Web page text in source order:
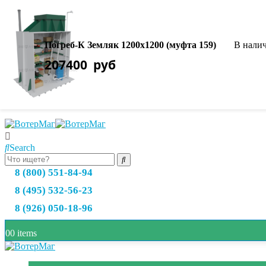
О нас
Оплата товара
Доставка товара
Возврат и обмен
Полезная информация
Search
8 (800) 551-84-94
8 (495) 532-56-23
8 (926) 050-18-96
00 items
Погреб-К Земляк 1200х1200 (муфта 159)
207400 руб
В